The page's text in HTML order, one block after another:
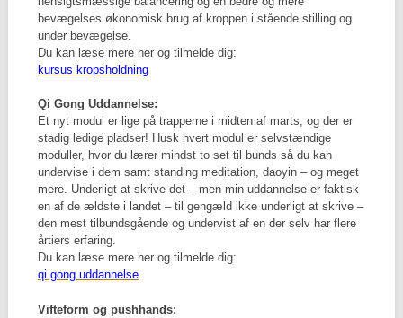
bevægelses økonomisk brug af kroppen i stående stilling og
under bevægelse.
Du kan læse mere her og tilmelde dig:
kursus kropsholdning
Qi Gong Uddannelse:
Et nyt modul er lige på trapperne i midten af marts, og der er
stadig ledige pladser! Husk hvert modul er selvstændige
moduller, hvor du lærer mindst to set til bunds så du kan
undervise i dem samt standing meditation, daoyin – og meget
mere. Underligt at skrive det – men min uddannelse er faktisk
en af de ældste i landet – til gengæld ikke underligt at skrive –
den mest tilbundsgående og undervist af en der selv har flere
årtiers erfaring.
Du kan læse mere her og tilmelde dig:
qi gong uddannelse
Vifteform og pushhands: